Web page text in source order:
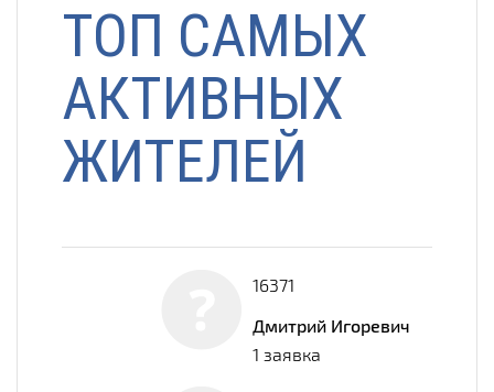
ТОП САМЫХ
АКТИВНЫХ
ЖИТЕЛЕЙ
16371
Дмитрий Игоревич
1 заявка